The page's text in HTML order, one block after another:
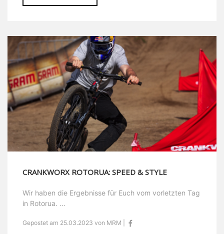
CRANKWORX ROTORUA: SPEED & STYLE
Wir haben die Ergebnisse für Euch vom vorletzten Tag
in Rotorua. ...
Gepostet am 25.03.2023 von MRM |